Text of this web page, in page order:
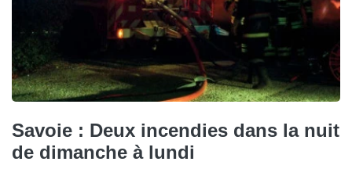
Savoie : Deux incendies dans la nuit
de dimanche à lundi